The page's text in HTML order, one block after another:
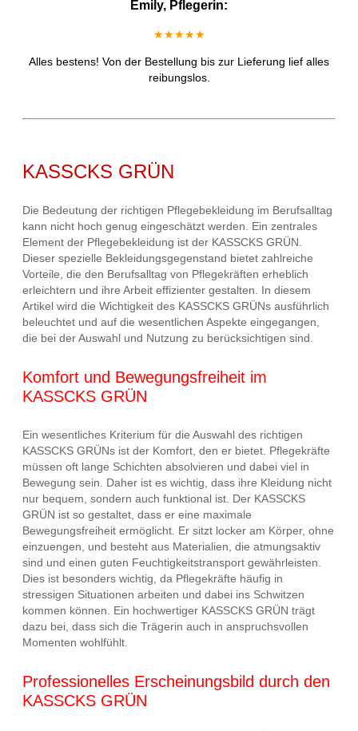
Emily, Pflegerin:
★★★★★
Alles bestens! Von der Bestellung bis zur Lieferung lief alles
reibungslos.
KASSCKS GRÜN
Die Bedeutung der richtigen Pflegebekleidung im Berufsalltag
kann nicht hoch genug eingeschätzt werden. Ein zentrales
Element der Pflegebekleidung ist der KASSCKS GRÜN.
Dieser spezielle Bekleidungsgegenstand bietet zahlreiche
Vorteile, die den Berufsalltag von Pflegekräften erheblich
erleichtern und ihre Arbeit effizienter gestalten. In diesem
Artikel wird die Wichtigkeit des KASSCKS GRÜNs ausführlich
beleuchtet und auf die wesentlichen Aspekte eingegangen,
die bei der Auswahl und Nutzung zu berücksichtigen sind.
Komfort und Bewegungsfreiheit im
KASSCKS GRÜN
Ein wesentliches Kriterium für die Auswahl des richtigen
KASSCKS GRÜNs ist der Komfort, den er bietet. Pflegekräfte
müssen oft lange Schichten absolvieren und dabei viel in
Bewegung sein. Daher ist es wichtig, dass ihre Kleidung nicht
nur bequem, sondern auch funktional ist. Der KASSCKS
GRÜN ist so gestaltet, dass er eine maximale
Bewegungsfreiheit ermöglicht. Er sitzt locker am Körper, ohne
einzuengen, und besteht aus Materialien, die atmungsaktiv
sind und einen guten Feuchtigkeitstransport gewährleisten.
Dies ist besonders wichtig, da Pflegekräfte häufig in
stressigen Situationen arbeiten und dabei ins Schwitzen
kommen können. Ein hochwertiger KASSCKS GRÜN trägt
dazu bei, dass sich die Trägerin auch in anspruchsvollen
Momenten wohlfühlt.
Professionelles Erscheinungsbild durch den
KASSCKS GRÜN